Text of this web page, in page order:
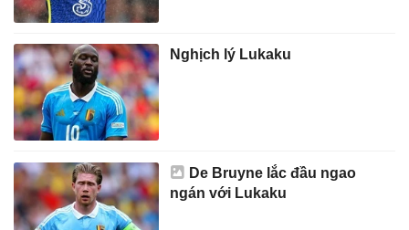
Nghịch lý Lukaku
De Bruyne lắc đầu ngao
ngán với Lukaku